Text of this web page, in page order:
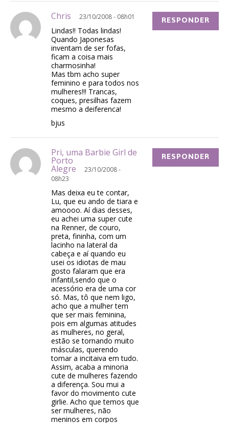
Chris 23/10/2008 - 08h01
Lindas!! Todas lindas!
Quando Japonesas
inventam de ser fofas,
ficam a coisa mais
charmosinha!
Mas tbm acho super
feminino e para todos nos
mulheres!!! Trancas,
coques, presilhas fazem
mesmo a deiferenca!
bjus
RESPONDER
Pri, uma Barbie Girl de
Porto
Alegre
23/10/2008 -
08h23
Mas deixa eu te contar,
Lu, que eu ando de tiara e
amoooo. Aí dias desses,
eu achei uma super cute
na Renner, de couro,
preta, fininha, com um
lacinho na lateral da
cabeça e aí quando eu
usei os idiotas de mau
gosto falaram que era
infantil,sendo que o
acessório era de uma cor
só. Mas, tô que nem ligo,
acho que a mulher tem
que ser mais feminina,
pois em algumas atitudes
as mulheres, no geral,
estão se tornando muito
másculas, querendo
tomar a incitaiva em tudo.
Assim, acaba a minoria
cute de mulheres fazendo
a diferença. Sou mui a
favor do movimento cute
girlie. Acho que temos que
ser mulheres, não
meninos em corpos
RESPONDER